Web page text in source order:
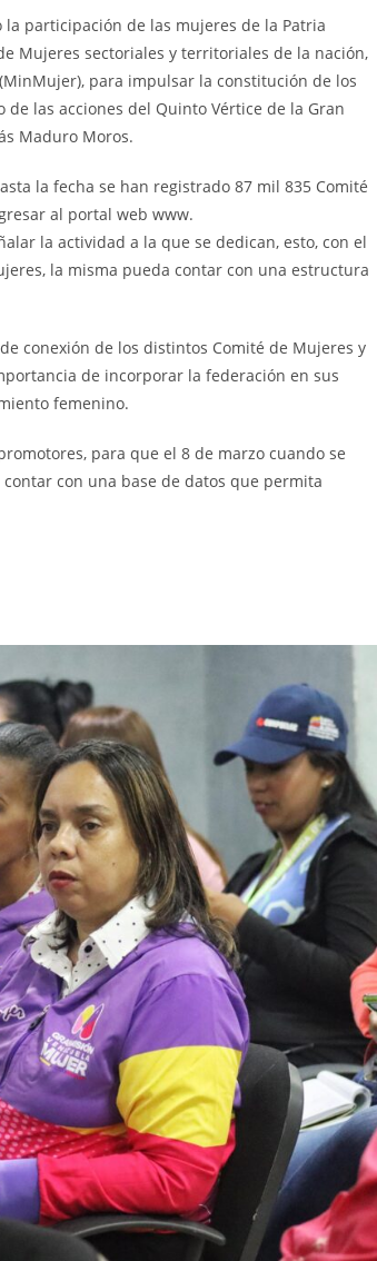
participación de las mujeres de la Patria
Mujeres sectoriales y territoriales de la nación,
para impulsar la constitución de los
las acciones del Quinto Vértice de la Gran
Maduro Moros.
la fecha se han registrado 87 mil 835 Comité
al portal web www.
la actividad a la que se dedican, esto, con el
la misma pueda contar con una estructura
conexión de los distintos Comité de Mujeres y
de incorporar la federación en sus
femenino.
para que el 8 de marzo cuando se
con una base de datos que permita